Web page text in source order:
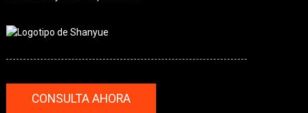
CONSULTA AHORA